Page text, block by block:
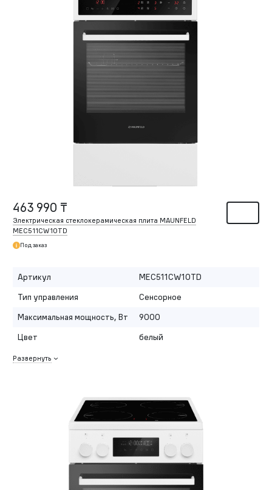
463 990 ₸
Электрическая стеклокерамическая плита MAUNFELD
MEC511CW10TD
Под заказ
Артикул
MEC511CW10TD
Тип управления
Сенсорное
Максимальная мощность, Вт
9000
Цвет
белый
Развернуть